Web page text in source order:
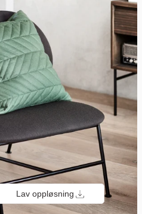
Lav oppløsning